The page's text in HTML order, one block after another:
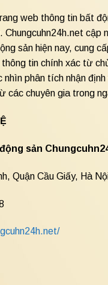
web thông tin bất
Chungcuhn24h.net cập
sản hiện nay, cung
tin chính xác từ
phân tích nhận định
các chuyên gia trong
sản
Quận Cầu Giấy, Hà